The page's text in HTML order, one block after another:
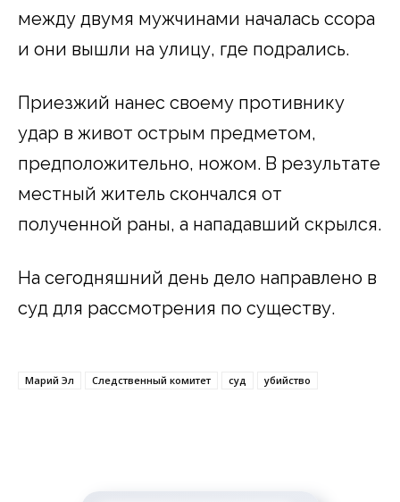
между двумя мужчинами началась ссора
и они вышли на улицу, где подрались.
Приезжий нанес своему противнику
удар в живот острым предметом,
предположительно, ножом. В результате
местный житель скончался от
полученной раны, а нападавший скрылся.
На сегодняшний день дело направлено в
суд для рассмотрения по существу.
Марий Эл Следственный комитет суд убийство